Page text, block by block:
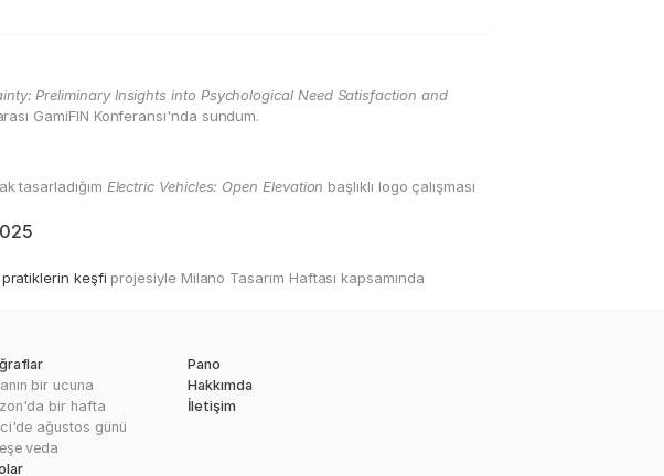
Preliminary Insights into Psychological Need Satisfaction and
GamiFIN Konferansı'nda sundum.
tasarladığım Electric Vehicles: Open Elevation
keşfi projesiyle Milano Tasarım Haftası kapsamında
bir ucuna
bir hafta
ağustos günü
veda
Pano
Hakkımda
İletişim